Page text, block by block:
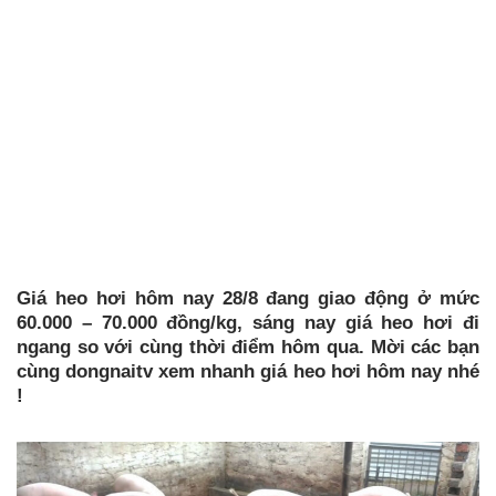
Giá heo hơi hôm nay 28/8 đang giao động ở mức
60.000 – 70.000 đồng/kg, sáng nay giá heo hơi đi
ngang so với cùng thời điểm hôm qua. Mời các bạn
cùng dongnaitv xem nhanh giá heo hơi hôm nay nhé
!